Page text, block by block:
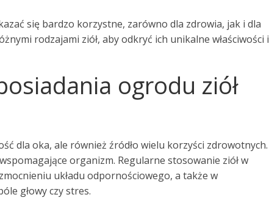
się bardzo korzystne, zarówno dla zdrowia, jak i dla
rodzajami ziół, aby odkryć ich unikalne właściwości i
ogrodu ziół
dla oka, ale również źródło wielu korzyści zdrowotnych.
organizm. Regularne stosowanie ziół w
układu odpornościowego, a także w
głowy czy stres.